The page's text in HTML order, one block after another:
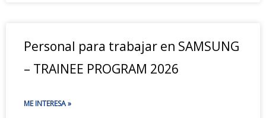
Personal para trabajar en SAMSUNG
– TRAINEE PROGRAM 2026
ME INTERESA »